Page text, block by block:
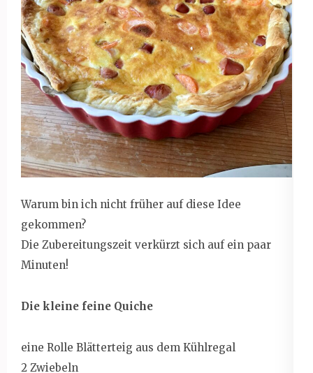
Warum bin ich nicht früher auf diese Idee
gekommen?
Die Zubereitungszeit verkürzt sich auf ein paar
Minuten!
Die kleine feine Quiche
eine Rolle Blätterteig aus dem Kühlregal
2 Zwiebeln